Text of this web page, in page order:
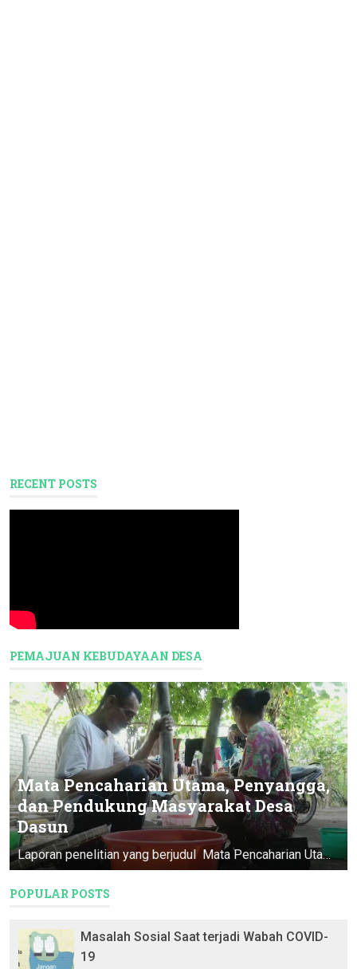
RECENT POSTS
PEMAJUAN KEBUDAYAAN DESA
Mata Pencaharian Utama, Penyangga,
dan Pendukung Masyarakat Desa
Dasun
Laporan penelitian yang berjudul Mata Pencaharian Utama, Penyangga, & Pendukung Masyarakat Desa Dasun ini merupakan Program Pendataan D...
POPULAR POSTS
Masalah Sosial Saat terjadi Wabah COVID-
19